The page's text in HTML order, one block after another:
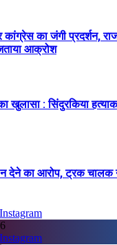
का जंगी प्रदर्शन,
आक्रोश
: सिंदुरकिया
देने का आरोप, ट्रक चालक
Instagram
Instagram